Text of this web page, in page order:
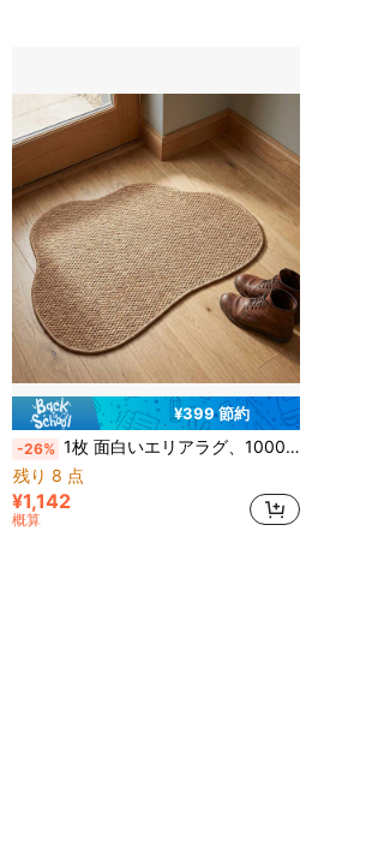
¥399 節約
-26% 1枚 面白いエリアラグ、1000g/m²フォーシーザルカーペット、ソフトでフワフワ、滑り止め&洗濯可能フロアマット、リビングルーム寝室用ラグ、装飾的なホームデコレーションカーペット
残り 8 点
¥1,142
概算